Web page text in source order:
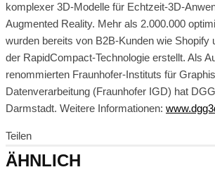
komplexer 3D-Modelle für Echtzeit-3D-
Augmented Reality. Mehr als 2.000.000
wurden bereits von B2B-Kunden wie Shopify
der RapidCompact-Technologie erstellt. Als
renommierten Fraunhofer-Instituts für
Datenverarbeitung (Fraunhofer IGD) hat
Darmstadt. Weitere Informationen:
Teilen
ÄHNLICH